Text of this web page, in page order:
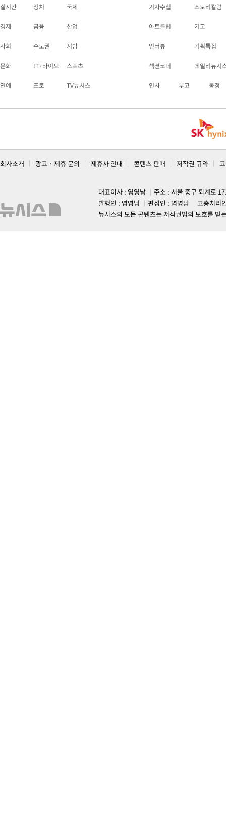
실시간 정치 국제
경제 금융 산업
사회 수도권 지방
문화 IT·바이오 스포츠
연예 포토 TV뉴시스
기자수첩 스토리칼럼
아트클럽 기고
인터뷰 기획특집
섹션코너 데일리뉴시
인사 부고 동정
회사소개 광고 · 제휴 문의 제휴사 안내 콘텐츠 판매 저작권 규약
대표이사 : 염영남
주소 : 서울 중구 퇴계로
발행인 : 염영남
편집인 : 염영남
고충처리
뉴시스의 모든 콘텐츠는 저작권법의 보호를